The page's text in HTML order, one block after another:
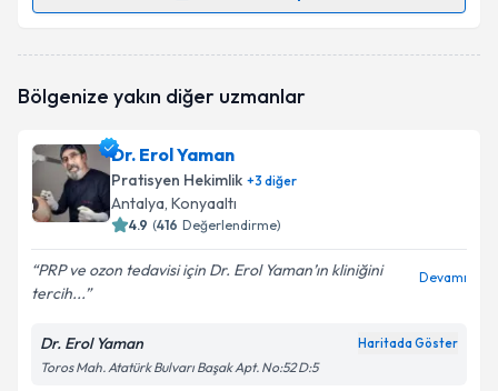
oluşturun. Size bu uzmandan randevu almanız için bir
E-posta Adresiniz
Kişisel verilerimin işlenmesine ilişkinAydınlatma
Bölgenize yakın diğer uzmanlar
Dr. Erol Yaman
Pratisyen Hekimlik +3 diğer
Antalya, Konyaaltı
4.9 (416 Değerlendirme)
PRP ve ozon tedavisi için Dr. Erol Yaman’ın kliniğini
tercih...
Devamı
Dr. Erol Yaman Haritada Göster
Toros Mah. Atatürk Bulvarı Başak Apt. No:52 D:5